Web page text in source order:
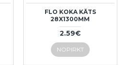
FLO KOKA KĀTS
28X1300MM
2.59€
NOPIRKT